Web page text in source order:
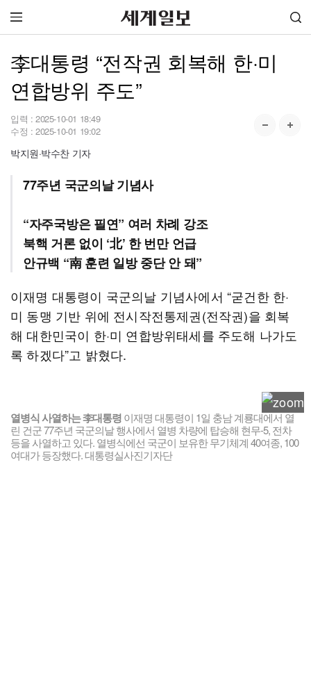
李대통령 “전작권 회복해 한·미
연합방위 주도”
입력 : 2025-10-01 18:49
수정 : 2025-10-01 19:02
박지원·박수찬 기자
77주년 국군의날 기념사
“자주국방은 필연” 여러 차례 강조
북핵 거론 없이 ‘北’ 한 번만 언급
안규백 “南 훈련 일방 중단 안 돼”
이재명 대통령이 국군의날 기념사에서 “굳건한 한·
미 동맹 기반 위에 전시작전통제권(전작권)을 회복
해 대한민국이 한·미 연합방위태세를 주도해 나가도
록 하겠다”고 밝혔다.
열병식 사열하는 李대통령이재명 대통령이 1일 충남 계룡대에서 열
린 건군 77주년 국군의날 행사에서 열병 차량에 탑승해 현무-5, 전차
등을 사열하고 있다. 열병식에선 국군이 보유한 무기체계 40여종, 100
여대가 등장했다. 대통령실사진기자단